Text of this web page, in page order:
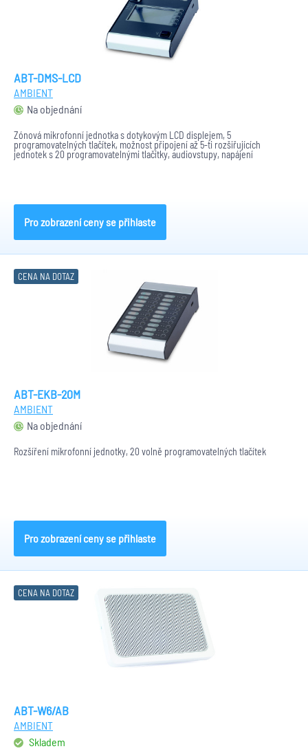
ABT-DMS-LCD
AMBIENT
Na objednání
Zónová mikrofonní jednotka s dotykovým LCD displejem, 5
programovatelných tlačítek, možnost připojení až 5-ti rozšiřujících
jednotek s 20 programovatelnými tlačítky, audiovstupy, napájení
PoE/48VDC.
Pro zobrazení ceny se přihlaste
CENA NA DOTAZ
ABT-EKB-20M
AMBIENT
Na objednání
Rozšíření mikrofonní jednotky, 20 volně programovatelných tlačítek
Pro zobrazení ceny se přihlaste
CENA NA DOTAZ
ABT-W6/AB
AMBIENT
Skladem